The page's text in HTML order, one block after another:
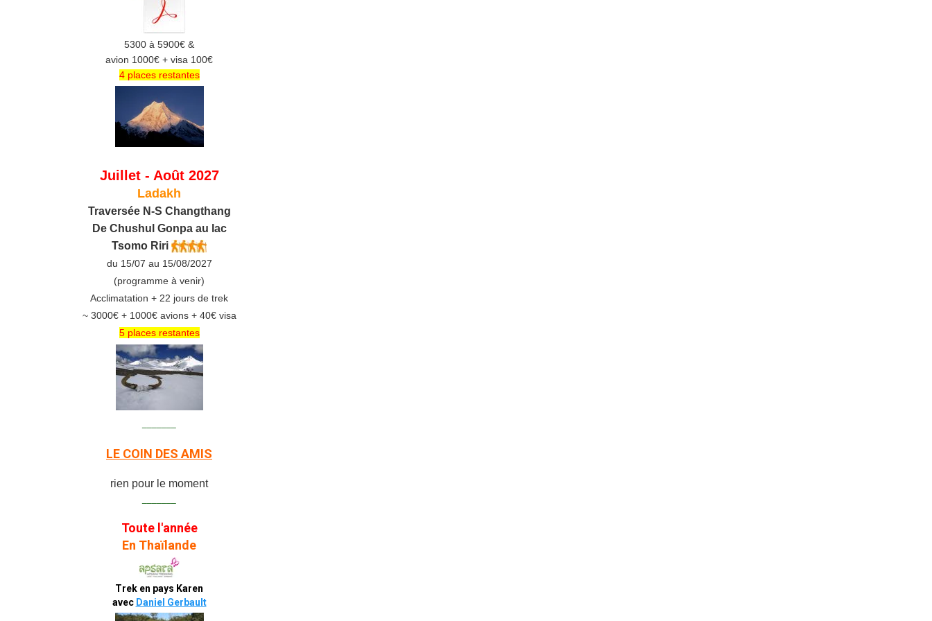
5300 à 5900€ &
avion 1000€ + visa 100€
4 places restantes
Juillet - Août 2027
Ladakh
Traversée N-S Changthang
De C hushul Gonpa au lac
Tsomo Riri
du 15/07 au 15/08/2027
(programme à venir)
Acclimatation + 22 jours de trek
~ 3000€ + 1000€ avions + 40€ visa
5 places restantes
LE COIN DES AMIS
rien pour le moment
Toute l'année
En Thaïlande
Trek en pays Karen
avec Daniel Gerbault